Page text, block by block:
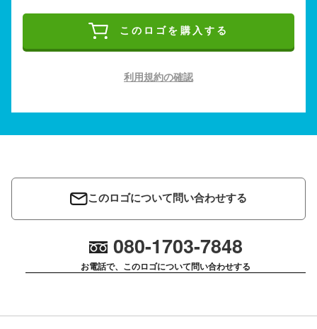
このロゴを購入する
利用規約の確認
このロゴについて問い合わせする
080-1703-7848
お電話で、このロゴについて問い合わせする